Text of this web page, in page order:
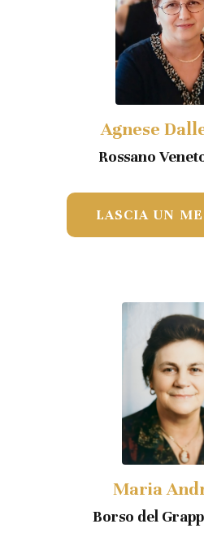
Agnese
Rossano
LASCIA UN
Maria
Borso del